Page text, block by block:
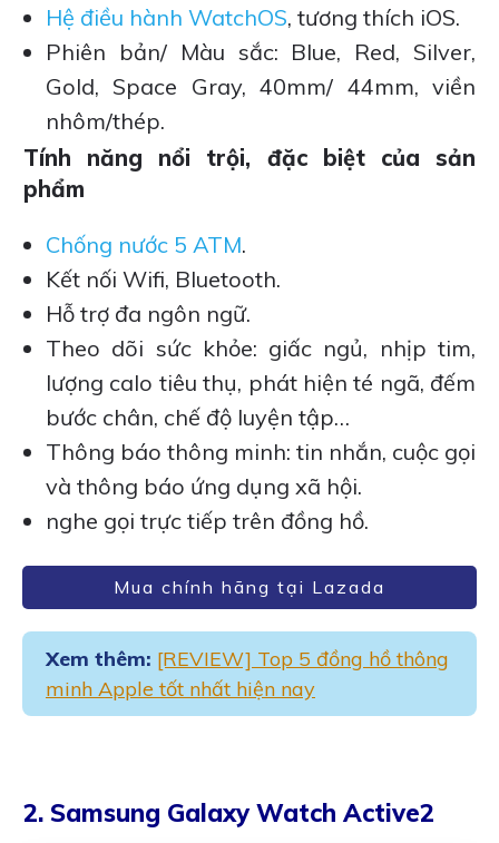
Hệ điều hành WatchOS, tương thích iOS.
Phiên bản/ Màu sắc: Blue, Red, Silver,
Gold, Space Gray, 40mm/ 44mm, viền
nhôm/thép.
Tính năng nổi trội, đặc biệt của sản
phẩm
Chống nước 5 ATM.
Kết nối Wifi, Bluetooth.
Hỗ trợ đa ngôn ngữ.
Theo dõi sức khỏe: giấc ngủ, nhịp tim,
lượng calo tiêu thụ, phát hiện té ngã, đếm
bước chân, chế độ luyện tập…
Thông báo thông minh: tin nhắn, cuộc gọi
và thông báo ứng dụng xã hội.
nghe gọi trực tiếp trên đồng hồ.
Mua chính hãng tại Lazada
Xem thêm: [REVIEW] Top 5 đồng hồ thông
minh Apple tốt nhất hiện nay
2. Samsung Galaxy Watch Active2